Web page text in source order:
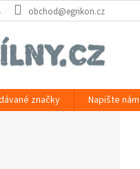
obchod@egrikon.cz
značky Napište nám